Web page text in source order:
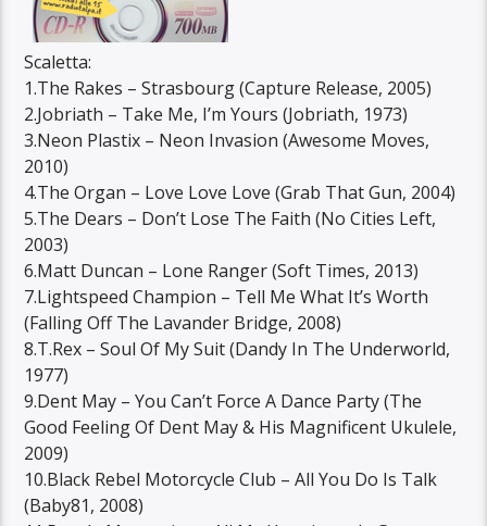
Scaletta:
1.The Rakes – Strasbourg (Capture Release, 2005)
2.Jobriath – Take Me, I’m Yours (Jobriath, 1973)
3.Neon Plastix – Neon Invasion (Awesome Moves,
2010)
4.The Organ – Love Love Love (Grab That Gun, 2004)
5.The Dears – Don’t Lose The Faith (No Cities Left,
2003)
6.Matt Duncan – Lone Ranger (Soft Times, 2013)
7.Lightspeed Champion – Tell Me What It’s Worth
(Falling Off The Lavander Bridge, 2008)
8.T.Rex – Soul Of My Suit (Dandy In The Underworld,
1977)
9.Dent May – You Can’t Force A Dance Party (The
Good Feeling Of Dent May & His Magnificent Ukulele,
2009)
10.Black Rebel Motorcycle Club – All You Do Is Talk
(Baby81, 2008)